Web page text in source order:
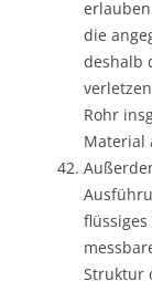
die
deshalb
Rohr
Material
Struktur